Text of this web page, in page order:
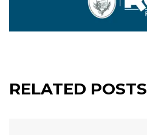
RELATED POSTS